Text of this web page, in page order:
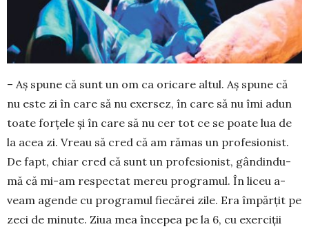
– Aș spune că sunt un om ca ori­care altul. Aș spu­ne că
nu este zi în care să nu exer­sez, în care să nu îmi adun
toate for­țele și în care să nu cer tot ce se poate lua de
la acea zi. Vreau să cred că am rămas un pro­fesionist.
De fapt, chiar cred că sunt un pro­fesionist, gân­dindu-
mă că mi-am respectat me­reu pro­gramul. În liceu a­
veam a­gen­de cu pro­gra­mul fiecărei zile. Era împărțit pe
zeci de minu­te. Zi­ua mea în­cepea pe la 6, cu exer­ciții